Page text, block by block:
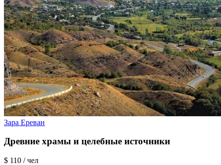
Зара Ереван
Древние храмы и целебные источники
$ 110 / чел